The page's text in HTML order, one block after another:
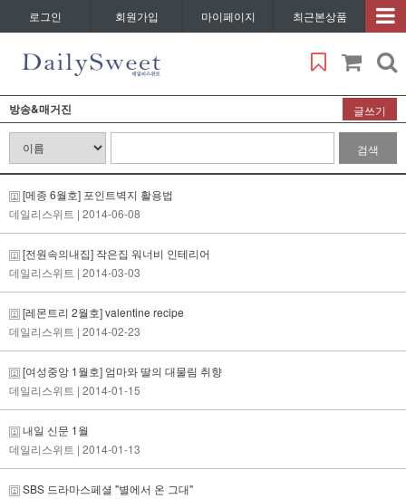
로그인 회원가입 마이페이지 최근본상품
방송&매거진 글쓰기
검색
[메종 6월호] 포인트벽지 활용법
데일리스위트 | 2014-06-08
[전원속의내집] 작은집 워너비 인테리어
데일리스위트 | 2014-03-03
[레몬트리 2월호] valentine recipe
데일리스위트 | 2014-02-23
[여성중앙 1월호] 엄마와 딸의 대물림 취향
데일리스위트 | 2014-01-15
내일 신문 1월
데일리스위트 | 2014-01-13
SBS 드라마스페셜 "별에서 온 그대"